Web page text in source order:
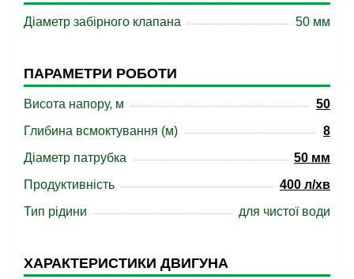
Діаметр забірного клапана 50 мм
ПАРАМЕТРИ РОБОТИ
Висота напору, м
50
Глибина всмоктування (м)
8
Діаметр патрубка
50 мм
Продуктивність
400 л/хв
Тип рідини
для чистої води
ХАРАКТЕРИСТИКИ ДВИГУНА